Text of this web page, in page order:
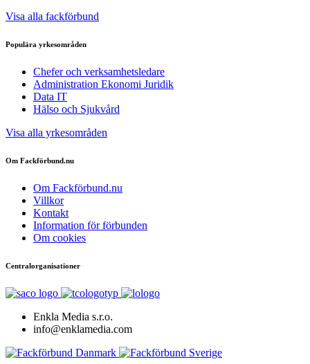
Visa alla fackförbund
Populära yrkesområden
Chefer och verksamhetsledare
Administration Ekonomi Juridik
Data IT
Hälso och Sjukvård
Visa alla yrkesområden
Om Fackförbund.nu
Om Fackförbund.nu
Villkor
Kontakt
Information för förbunden
Om cookies
Centralorganisationer
Enkla Media s.r.o.
info@enklamedia.com